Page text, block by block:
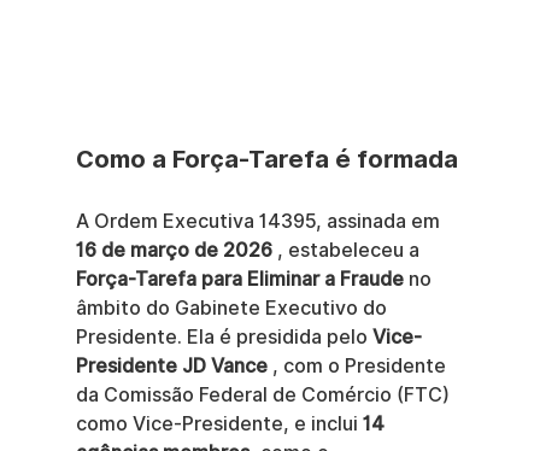
Como a Força-Tarefa é formada
A Ordem Executiva 14395, assinada em
16 de março de 2026 , estabeleceu a
Força-Tarefa para Eliminar a Fraude no
âmbito do Gabinete Executivo do
Presidente. Ela é presidida pelo Vice-
Presidente JD Vance , com o Presidente
da Comissão Federal de Comércio (FTC)
como Vice-Presidente, e inclui 14